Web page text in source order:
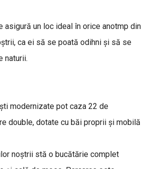
asigură un loc ideal în orice anotmp din
ca ei să se poată odihni şi să se
naturii.
modernizate pot caza 22 de
double, dotate cu băi proprii şi mobilă
noştrii stă o bucătărie complet